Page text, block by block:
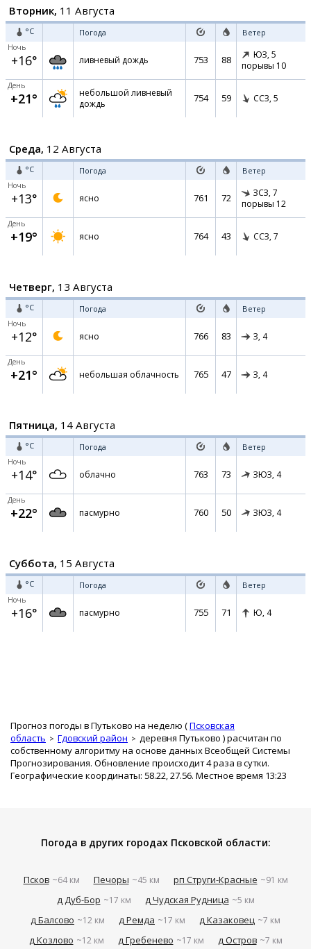
Вторник, 11 Августа
°C Погода Ветер
Ночь
+16° ливневый дождь 753 88 ЮЗ, 5
порывы 10
День
+21°
небольшой ливневый
дождь
754 59 ССЗ, 5
Среда, 12 Августа
°C Погода Ветер
Ночь
+13° ясно 761 72 ЗСЗ, 7
порывы 12
День
+19° ясно 764 43 ССЗ, 7
Четверг, 13 Августа
°C Погода Ветер
Ночь
+12° ясно 766 83 З, 4
День
+21° небольшая облачность 765 47 З, 4
Пятница, 14 Августа
°C Погода Ветер
Ночь
+14° облачно 763 73 ЗЮЗ, 4
День
+22° пасмурно 760 50 ЗЮЗ, 4
Суббота, 15 Августа
°C Погода Ветер
Ночь
+16° пасмурно 755 71 Ю, 4
Прогноз погоды в Путьково на неделю (Псковская
область
Гдовский район деревня Путьково ) расчитан по
собственному алгоритму на основе данных Всеобщей Системы
Прогнозирования. Обновление происходит 4 раза в сутки.
Географические координаты: 58.22, 27.56. Местное время 13:23
Погода в других городах Псковской области:
Псков ~64 км Печоры ~45 км рп Струги-Красные ~91 км
д Дуб-Бор ~17 км д Чудская Рудница ~5 км
д Балсово ~12 км д Ремда ~17 км д Казаковец ~7 км
д Козлово ~12 км д Гребенево ~17 км д Остров ~7 км